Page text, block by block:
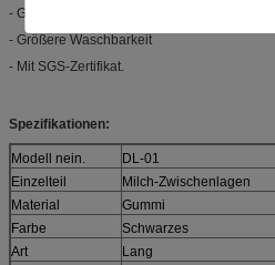
- Garantierte Brustwarzen-Enden-Gesundheit
- Größere Waschbarkeit
- Mit SGS-Zertifikat.
Spezifikationen:
Modell nein.
DL-01
Einzelteil
Milch-Zwischenlagen
Material
Gummi
Farbe
Schwarzes
Art
Lang